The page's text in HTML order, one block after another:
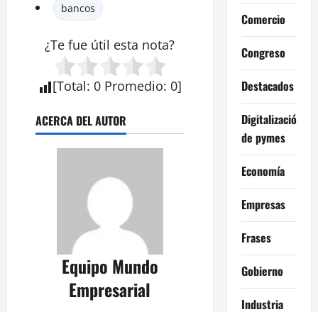
bancos
¿Te fue útil esta nota?
[Total: 0 Promedio: 0]
ACERCA DEL AUTOR
Equipo Mundo
Empresarial
Comercio
Congreso
Destacados
Digitalización
de pymes
Economía
Empresas
Frases
Gobierno
Industria